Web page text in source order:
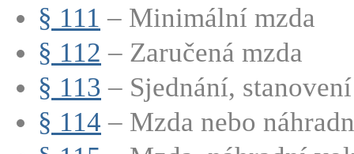
§ 111 – Minimální mzda
§ 112 – Zaručená mzda
§ 113 – Sjednání,
§ 114 – Mzda nebo